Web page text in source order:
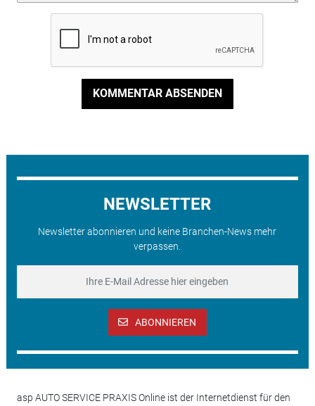
KOMMENTAR ABSENDEN
NEWSLETTER
Newsletter abonnieren und keine Branchen-News mehr
verpassen.
ABONNIEREN
asp AUTO SERVICE PRAXIS Online ist der Internetdienst für den